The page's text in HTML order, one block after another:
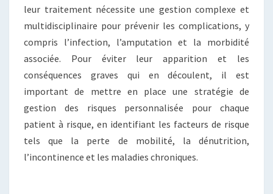
leur traitement nécessite une gestion complexe et
multidisciplinaire pour prévenir les complications, y
compris l’infection, l’amputation et la morbidité
associée. Pour éviter leur apparition et les
conséquences graves qui en découlent, il est
important de mettre en place une stratégie de
gestion des risques personnalisée pour chaque
patient à risque, en identifiant les facteurs de risque
tels que la perte de mobilité, la dénutrition,
l’incontinence et les maladies chroniques.